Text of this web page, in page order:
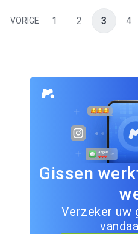
VORIGE 1 2 3 4
Gissen
Verzeker uw